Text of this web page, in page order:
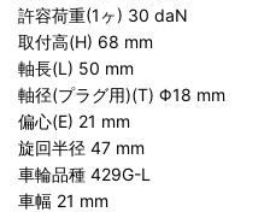
許容荷重(1ヶ) 30 daN
取付高(H) 68 mm
軸長(L) 50 mm
軸径(プラグ用)(T) Φ18 mm
偏心(E) 21 mm
旋回半径 47 mm
車輪品種 429G-L
車幅 21 mm